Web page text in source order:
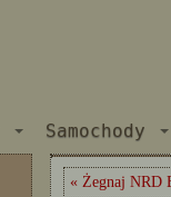
Samochody
« Żegnaj NRD